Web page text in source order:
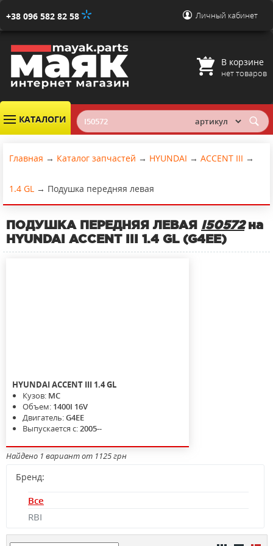
+38 096 582 82 58 Личный кабинет
В корзине
нет товаров
КАТАЛОГИ
Главная → Каталог запчастей → HYUNDAI → ACCENT III →
1.4 GL → Подушка передняя левая
ПОДУШКА ПЕРЕДНЯЯ ЛЕВАЯ I50572на
HYUNDAI ACCENT III 1.4 GL (G4EE)
HYUNDAIACCENT III 1.4 GL
Кузов: MC
Объем: 1400I 16V
Двигатель:G4EE
Выпускается с:2005--
Найдено 1 вариант от 1125 грн
Бренд:
Все
RBI